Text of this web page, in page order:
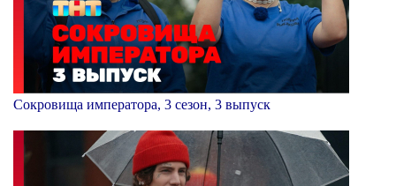
Сокровища императора, 3 сезон, 3 выпуск